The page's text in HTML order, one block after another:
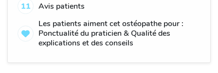
11
Avis patients
Les patients aiment cet ostéopathe pour :
Ponctualité du praticien & Qualité des
explications et des conseils